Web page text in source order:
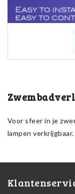
Voor sfeer in je
lampen verkrijgbaar.